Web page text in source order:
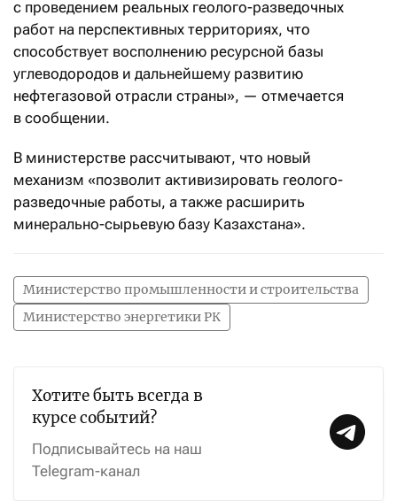
с проведением реальных геолого-разведочных
работ на перспективных территориях, что
способствует восполнению ресурсной базы
углеводородов и дальнейшему развитию
нефтегазовой отрасли страны», — отмечается
в сообщении.
В министерстве рассчитывают, что новый
механизм «позволит активизировать геолого-
разведочные работы, а также расширить
минерально-сырьевую базу Казахстана».
Министерство промышленности и строительства
Министерство энергетики РК
Хотите быть всегда в
курсе событий?
Подписывайтесь на наш
Telegram-канал